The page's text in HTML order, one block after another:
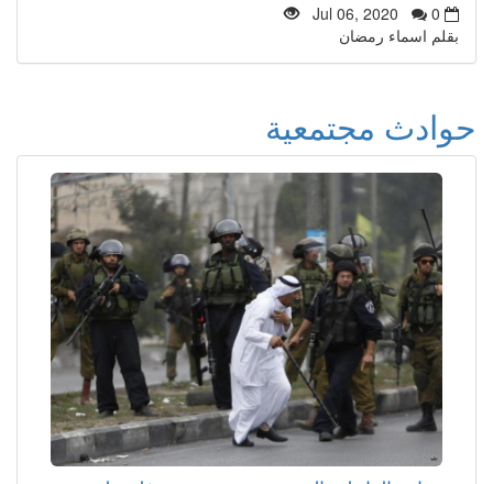
Jul 06, 2020
0
بقلم اسماء رمضان
حوادث مجتمعية